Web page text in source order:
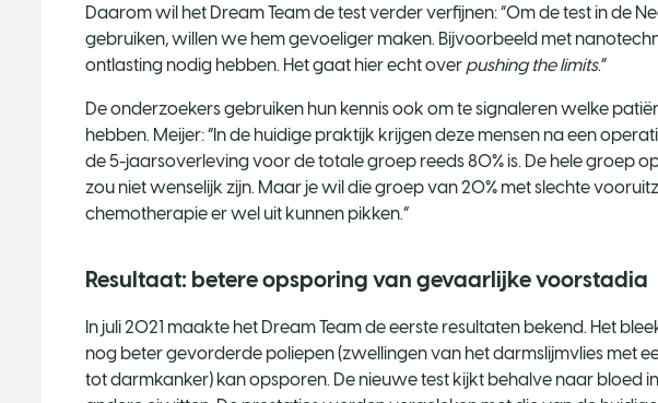
Daarom wil het Dream Team de test verder verfijnen: “Om de test in de
gebruiken, willen we hem gevoeliger maken. Bijvoorbeeld met
ontlasting nodig hebben. Het gaat hier echt over pushing the limits.”
De onderzoekers gebruiken hun kennis ook om te signaleren welke
hebben. Meijer: “In de huidige praktijk krijgen deze mensen na een
de 5-jaarsoverleving voor de totale groep reeds 80% is. De hele groep
zou niet wenselijk zijn. Maar je wil die groep van 20% met slechte
chemotherapie er wel uit kunnen pikken.”
Resultaat: betere opsporing van gevaarlijke voorstadia
In juli 2021 maakte het Dream Team de eerste resultaten bekend. Het
nog beter gevorderde poliepen (zwellingen van het darmslijmvlies met
tot darmkanker) kan opsporen. De nieuwe test kijkt behalve naar bloed